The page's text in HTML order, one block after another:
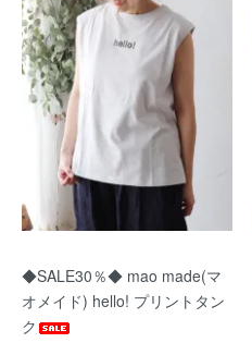
◆SALE30％◆ mao made(マ
オメイド) hello! プリントタン
ク